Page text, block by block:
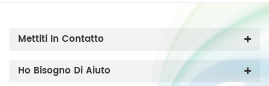
Mettiti In Contatto
Ho Bisogno Di Aiuto